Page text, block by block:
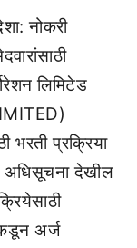
नोकरी
लिमिटेड
भरती प्रक्रिया
अधिसूचना देखील
अर्ज